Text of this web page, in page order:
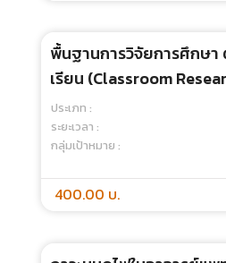
ความรู้ภาคทฤษฏีของการ
แพทย์ - Media
ประเภท :
ระยะเวลา :
กลุ่มเป้าหมาย :
400.00 บ.